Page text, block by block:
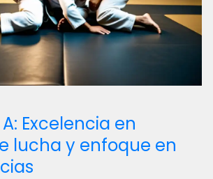
Excelencia en
lucha y enfoque en